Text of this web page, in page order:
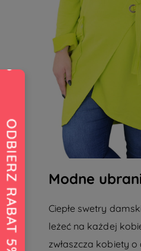
Modne
Ciepłeswetry
leżeć na każdej
zwłaszcza kobiety